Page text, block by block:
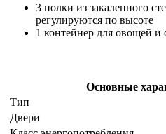
3 полки из закаленного
регулируются по высоте
1 контейнер для овощей и
Основные
Тип
Двери